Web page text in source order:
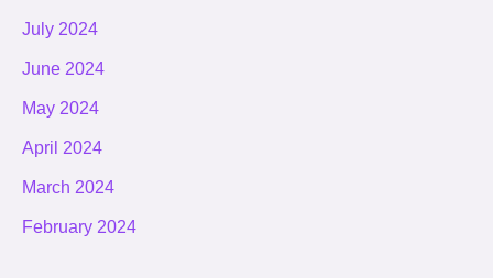
July 2024
June 2024
May 2024
April 2024
March 2024
February 2024